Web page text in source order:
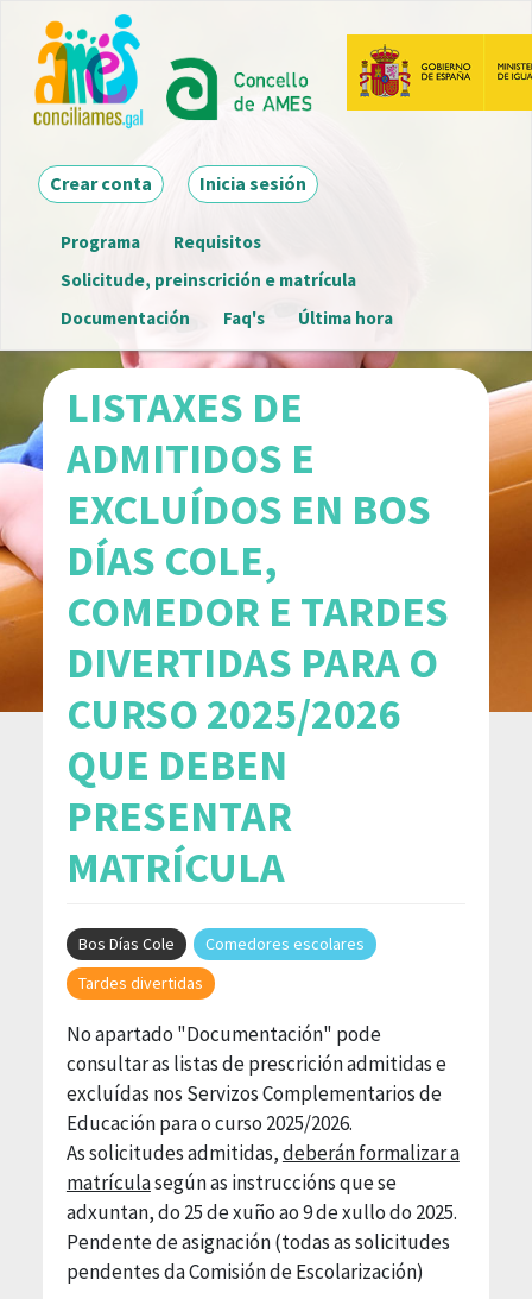
contido
principal
Main navigationInicia sesión
Crear conta
Menú
detalle
convocatoria
Programa
Requisitos
Solicitude, preinscrición e matrícula
Documentación
Faq's Última hora
LISTAXES DE
ADMITIDOS E
EXCLUÍDOS EN BOS
DÍAS COLE,
COMEDOR E TARDES
DIVERTIDAS PARA O
CURSO 2025/2026
QUE DEBEN
PRESENTAR
MATRÍCULA
Bos Días Cole
Comedores escolares
Tardes divertidas
No apartado "Documentación" pode
consultar as listas de prescrición admitidas e
excluídas nos Servizos Complementarios de
Educación para o curso 2025/2026.
As solicitudes admitidas,deberán formalizar a
matrículasegún as instruccións que se
adxuntan, do 25 de xuño ao 9 de xullo do 2025.
Pendente de asignación (todas as solicitudes
pendentes da Comisión de Escolarización)